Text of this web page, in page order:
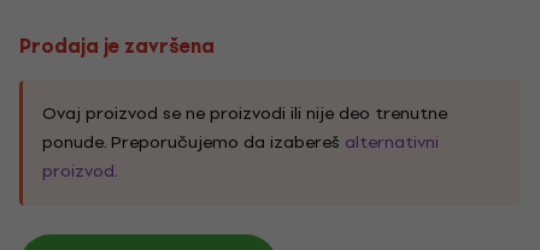
Prodaja je završena
Ovaj proizvod se ne proizvodi ili nije deo trenutne
ponude. Preporučujemo da izabereš alternativni
proizvod.